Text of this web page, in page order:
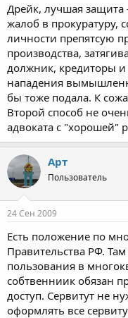
Дрейк, лучшая защита
жалоб в прокуратуру,
личности препятсую
производства,
должник, кредиторы
нападения
бы тоже подала. К
Второй способ не
адвоката с "хорошей"
Арт
Пользователь
24 Сен 2009
Есть положение по
Правительства РФ.
пользования в
собтвенниик обязан
доступ. Сервитут не
оформлять все